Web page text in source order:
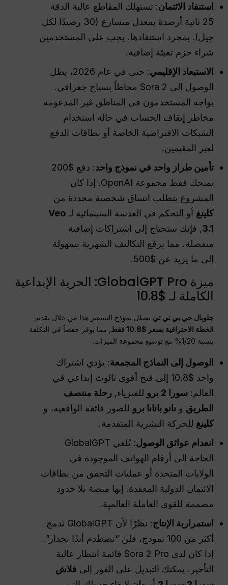
استنفاد الائتمان: تستهلك المقاطع عالية الدقة
25 ثانية أرصدة بمعدل متسارع (30 رصيدًا لكل
جيل). بمجرد استنفادها، يجب على المستخدمين
شراء حزم تعبئة إضافية.
الاستبعاد الإقليمي
: حتى في عام 2026، يظل
الوصول إلى Sora 2 محاطاً بسياج جغرافي.
يواجه المستخدمون في المناطق غير المدعومة
مخاطر إيقاف الحساب في حالة استخدام
الشبكات الافتراضية الخاصة أو بطاقات الدفع
لغير المقيمين.
تأمين طراز واحد في نموذج واحد
: دفع $200
يمنحك فقط مجموعة OpenAI. إذا كان
المشروع يتطلب اتساق شخصية محددة من
كلينغ أو التحكم في العدسة السينمائية لـVeo
3.1, فإنك ستحتاج إلى اشتراكات إضافية
منفصلة، مما يرفع التكاليف الشهرية بسهولة
إلى ما يزيد عن $500.
ميزة GlobalGPT Pro: الحرية الإبداعية
الكاملة لـ $10.8
جلوبال جي بي تي تي يعطل نموذج التسعير هذا من خلال تقديم
الخطة الاحترافية بسعر $10.8 فقط
, مما يوفر خفضاً في التكلفة
بنسبة 1/20% مع توسيع مجموعة الميزات.
الوصول إلى النماذج المجمعة: يؤدي اشتراك
واحد $10.8 إلى فتح أقوى ثالوث إبداعي في
العالم:سورا 2 برو للفيزياء,رحلة منتصف
الطريق و نانو بانانا برو للصور فائقة الواقعية، و
كلينغ للحركة البشرية المتقدمة.
انعدام عوائق الوصول
: يُلغي GlobalGPT
الحاجة إلى أرقام الهواتف الموجودة في
الولايات المتحدة أو عمليات التحقق من بطاقات
الائتمان الدولية المعقدة. إنها منصة بلا حدود
مصممة للقوى العاملة العالمية.
استمرارية الإنتاج
: نظرًا لأن GlobalGPT تدمج
أكثر من 100 نموذج، فلن “تصطدم أبدًا بجدار”.
إذا كان لدى Sora 2 Pro قائمة انتظار عالية
التأخير، يمكنك التبديل على الفور إلى فلاش